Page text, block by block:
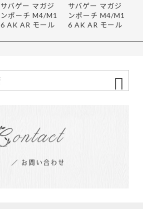
サバゲー マガジ
ンポーチ M4/M1
6 AK AR モール
サバゲー マガジ
ンポーチ M4/M1
6 AK AR モール